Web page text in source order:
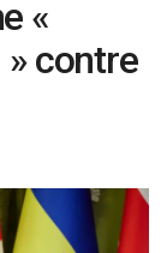
«
contre